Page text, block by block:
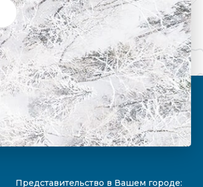
Представительство в Вашем городе: